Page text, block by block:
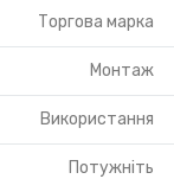
Торгова марка
Монтаж
Використання
Потужніть